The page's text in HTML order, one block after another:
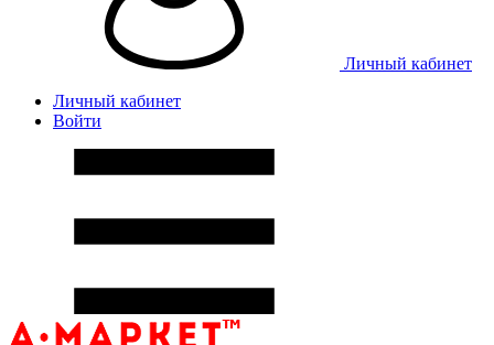
Личный кабинет
Личный кабинет
Войти